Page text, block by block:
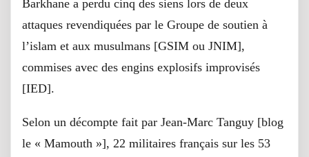
Barkhane a perdu cinq des siens lors de deux
attaques revendiquées par le Groupe de soutien à
l’islam et aux musulmans [GSIM ou JNIM],
commises avec des engins explosifs improvisés
[IED].
Selon un décompte fait par Jean-Marc Tanguy [blog
le « Mamouth »], 22 militaires français sur les 53